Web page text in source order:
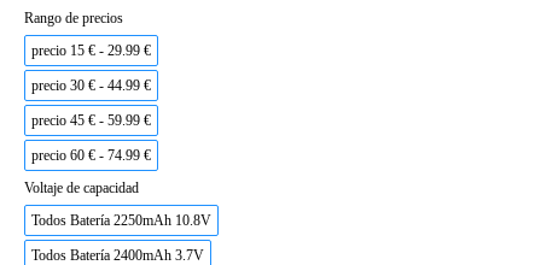
Rango de precios
precio 15 € - 29.99 €
precio 30 € - 44.99 €
precio 45 € - 59.99 €
precio 60 € - 74.99 €
Voltaje de capacidad
Todos Batería 2250mAh 10.8V
Todos Batería 2400mAh 3.7V